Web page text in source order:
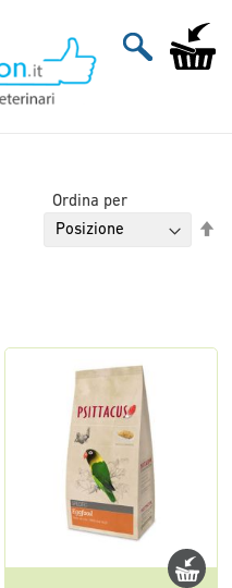
Carrello
Ordina per